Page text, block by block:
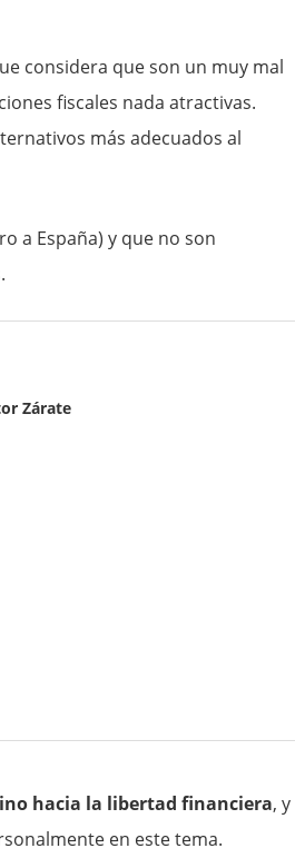
considera que son un muy mal
fiscales nada atractivas.
más adecuados al
a España) y que no son
Zárate
hacia la libertad financiera, y
en este tema.